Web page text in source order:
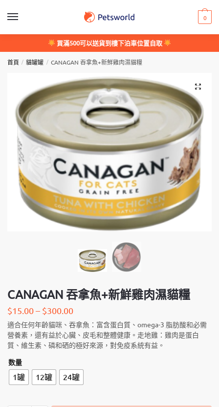
0
買滿500可以送貨到樓下泊車位置自取
首頁 / 貓罐罐 / CANAGAN 吞拿魚+新鮮雞肉濕貓糧
CANAGAN 吞拿魚+新鮮雞肉濕貓糧
$15.00– $300.00
適合任何年齡貓咪、吞拿魚：富含蛋白質、omega-3 脂肪酸和必需
營養素，還有益於心臟、皮毛和整體健康。走地雞：雞肉是蛋白
質、維生素、磷和硒的極好來源，對免疫系統有益。
数量
1罐 12罐 24罐